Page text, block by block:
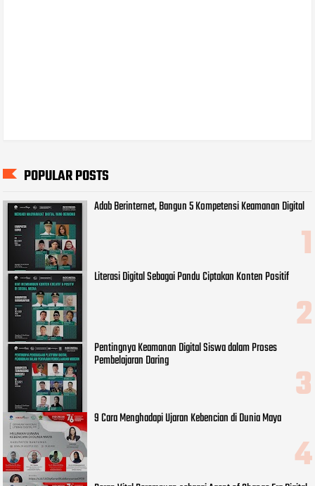
POPULAR POSTS
Adab Berinternet, Bangun 5 Kompetensi Keamanan Digital
Literasi Digital Sebagai Pandu Ciptakan Konten Positif
Pentingnya Keamanan Digital Siswa dalam Proses
Pembelajaran Daring
9 Cara Menghadapi Ujaran Kebencian di Dunia Maya